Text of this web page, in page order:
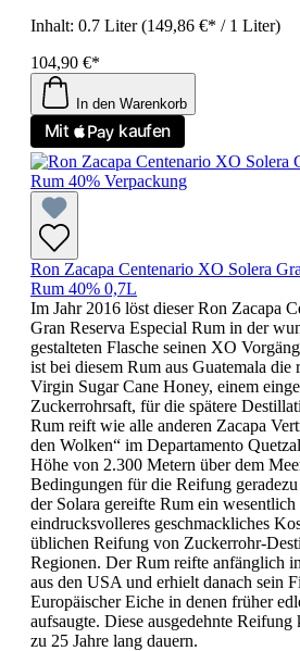
Inhalt: 0.7 Liter(149,86 €* / 1 Liter)
104,90 €*
In den Warenkorb
Ron Zacapa Centenario XO Solera
Rum 40% 0,7L
Im Jahr 2016 löst dieser Ron Zacapa
Gran Reserva Especial Rum in der
gestalteten Flasche seinen XO
ist bei diesem Rum aus Guatemala
Virgin Sugar Cane Honey, einem
Zuckerrohrsaft, für die spätere
Rum reift wie alle anderen Zacapa
den Wolken“ im Departamento
Höhe von 2.300 Metern über dem
Bedingungen für die Reifung
der Solara gereifte Rum ein wesentlich
eindrucksvolleres geschmackliches
üblichen Reifung von Zuckerrohr-
Regionen. Der Rum reifte anfänglich
aus den USA und erhielt danach sein
Europäischer Eiche in denen früher
aufsaugte. Diese ausgedehnte
zu 25 Jahre lang dauern.